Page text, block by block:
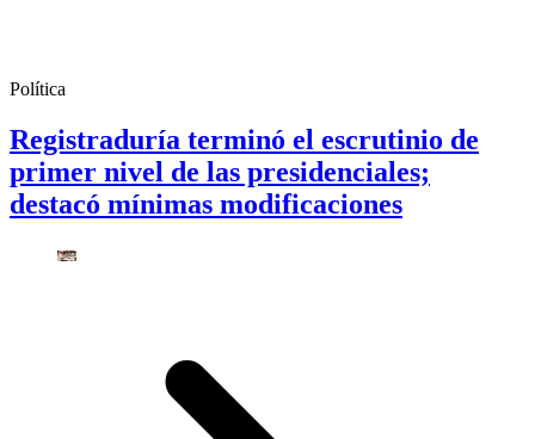
Política
Registraduría terminó el escrutinio de
primer nivel de las presidenciales;
destacó mínimas modificaciones